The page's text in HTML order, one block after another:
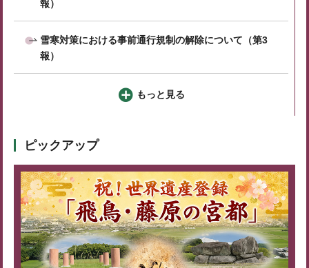
報）
雪寒対策における事前通行規制の解除について（第3
報）
もっと見る
ピックアップ